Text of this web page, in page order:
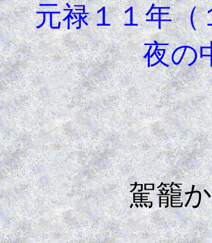
元禄１１年（
夜の
駕籠